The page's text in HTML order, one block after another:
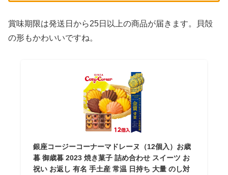
賞味期限は発送日から25日以上の商品が届きます。貝殻
の形もかわいいですね。
銀座コージーコーナーマドレーヌ（12個入）お歳
暮 御歳暮 2023 焼き菓子 詰め合わせ スイーツ お
祝い お返し 有名 手土産 常温 日持ち 大量 のし対